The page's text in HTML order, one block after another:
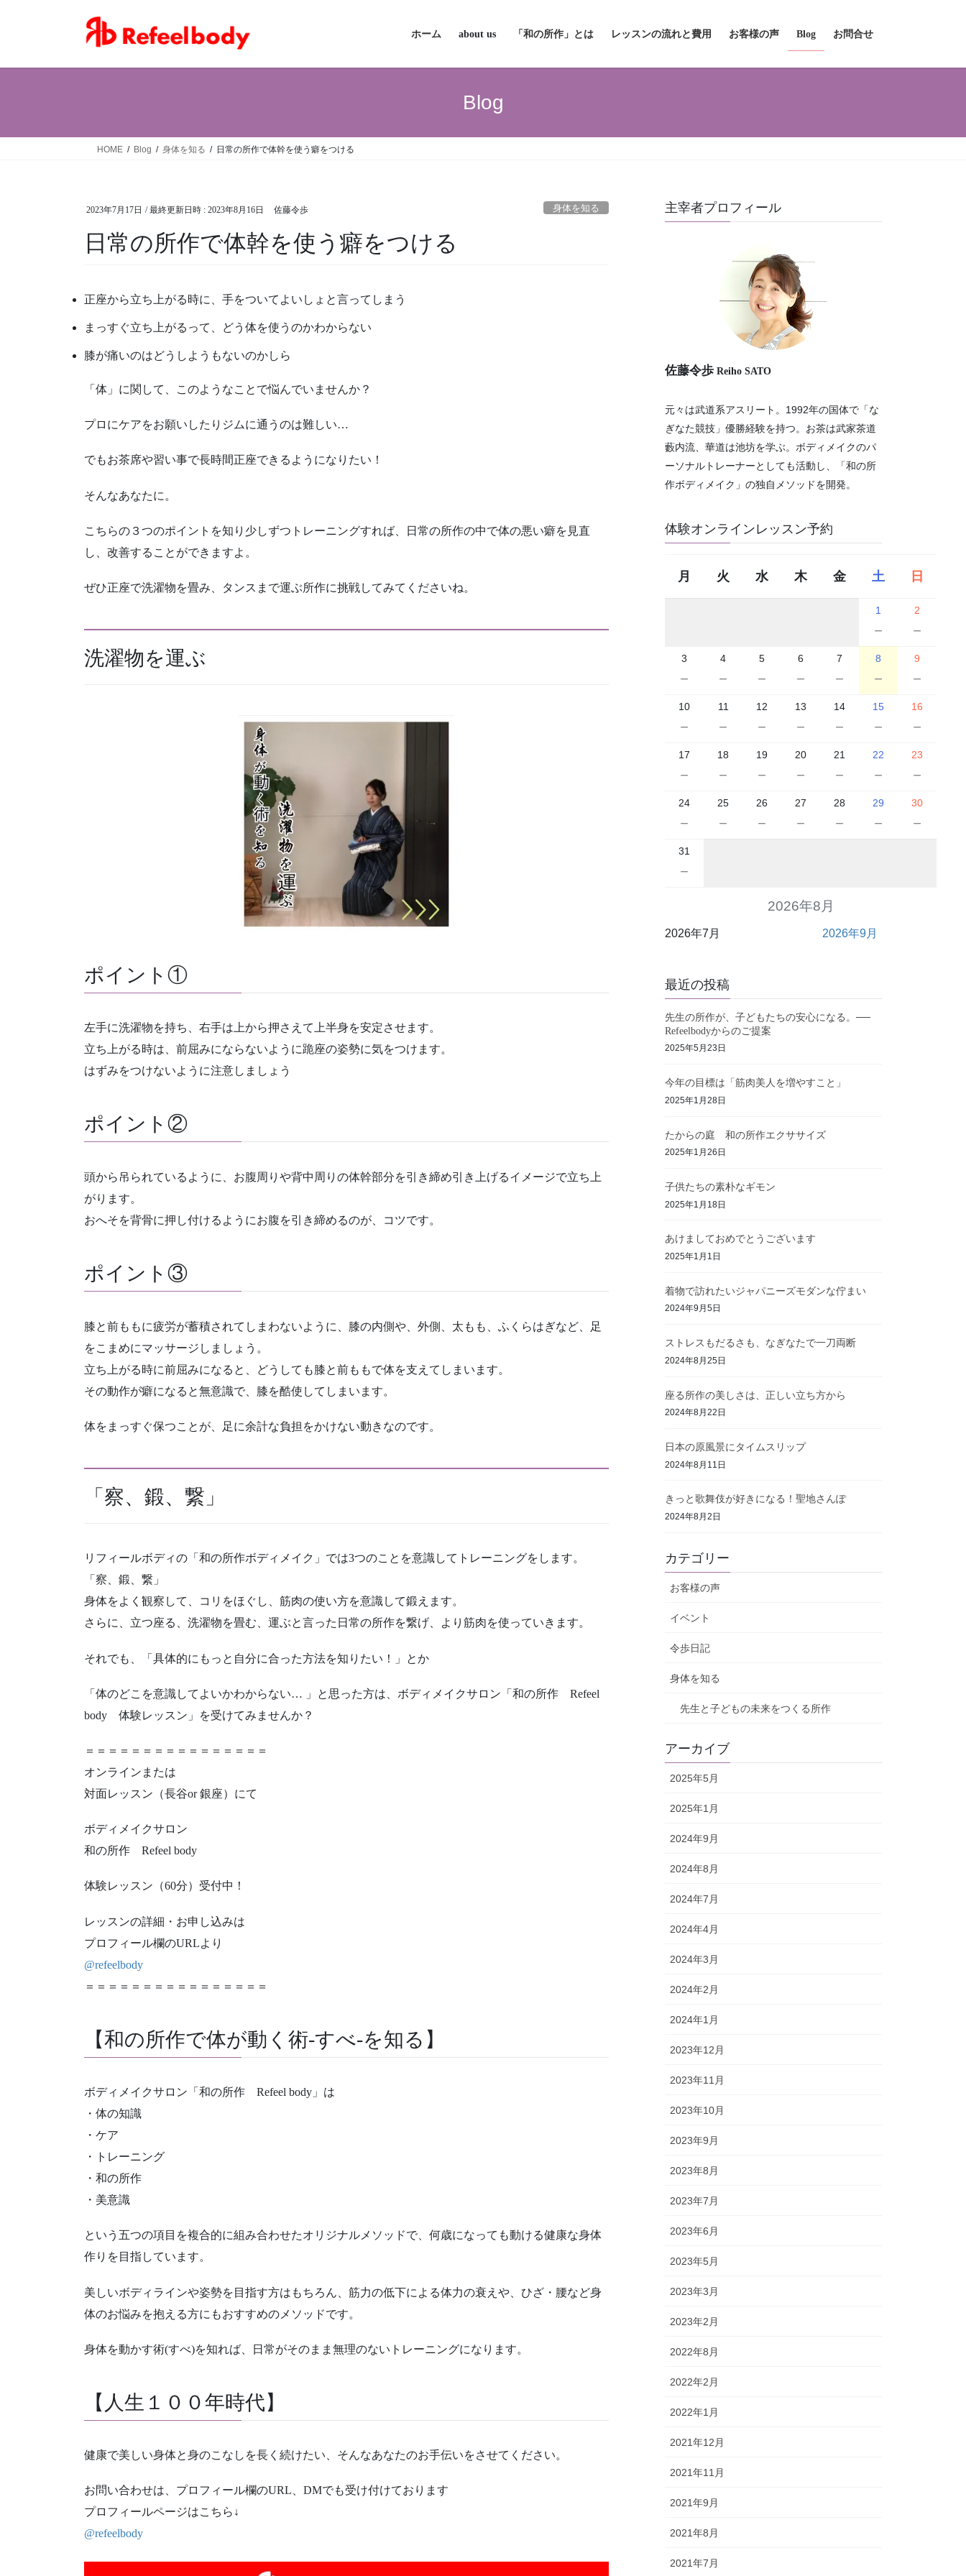
ホーム about us 「和の所作」とは レッスンの流れと費用 お客様の声 Blog お問合せ
Blog
HOME Blog 身体を知る 日常の所作で体幹を使う癖をつける
2023年7月17日 / 最終更新日時 : 2023年8月16日 佐藤令歩 身体を知る
日常の所作で体幹を使う癖をつける
正座から立ち上がる時に、手をついてよいしょと言ってしまう
まっすぐ立ち上がるって、どう体を使うのかわからない
膝が痛いのはどうしようもないのかしら
「体」に関して、このようなことで悩んでいませんか？
プロにケアをお願いしたりジムに通うのは難しい…
でもお茶席や習い事で長時間正座できるようになりたい！
そんなあなたに。
こちらの３つのポイントを知り少しずつトレーニングすれば、日常の所作の中で体の悪い癖を見直
し、改善することができますよ。
ぜひ正座で洗濯物を畳み、タンスまで運ぶ所作に挑戦してみてくださいね。
洗濯物を運ぶ
ポイント①
左手に洗濯物を持ち、右手は上から押さえて上半身を安定させます。
立ち上がる時は、前屈みにならないように跪座の姿勢に気をつけます。
はずみをつけないように注意しましょう
ポイント②
頭から吊られているように、お腹周りや背中周りの体幹部分を引き締め引き上げるイメージで立ち上
がります。
おへそを背骨に押し付けるようにお腹を引き締めるのが、コツです。
ポイント③
膝と前ももに疲労が蓄積されてしまわないように、膝の内側や、外側、太もも、ふくらはぎなど、足
をこまめにマッサージしましょう。
立ち上がる時に前屈みになると、どうしても膝と前ももで体を支えてしまいます。
その動作が癖になると無意識で、膝を酷使してしまいます。
体をまっすぐ保つことが、足に余計な負担をかけない動きなのです。
「察、鍛、繋」
リフィールボディの「和の所作ボディメイク」では3つのことを意識してトレーニングをします。
「察、鍛、繋」
身体をよく観察して、コリをほぐし、筋肉の使い方を意識して鍛えます。
さらに、立つ座る、洗濯物を畳む、運ぶと言った日常の所作を繋げ、より筋肉を使っていきます。
それでも、「具体的にもっと自分に合った方法を知りたい！」とか
「体のどこを意識してよいかわからない… 」と思った方は、ボディメイクサロン「和の所作 Refeel
body 体験レッスン」を受けてみませんか？
＝＝＝＝＝＝＝＝＝＝＝＝＝＝＝＝
オンラインまたは
対面レッスン（長谷or 銀座）にて
ボディメイクサロン
和の所作 Refeel body
体験レッスン（60分）受付中！
レッスンの詳細・お申し込みは
プロフィール欄のURLより
@refeelbody
＝＝＝＝＝＝＝＝＝＝＝＝＝＝＝＝
【和の所作で体が動く術-すべ-を知る】
ボディメイクサロン「和の所作 Refeel body」は
・体の知識
・ケア
・トレーニング
・和の所作
・美意識
という五つの項目を複合的に組み合わせたオリジナルメソッドで、何歳になっても動ける健康な身体
作りを目指しています。
美しいボディラインや姿勢を目指す方はもちろん、筋力の低下による体力の衰えや、ひざ・腰など身
体のお悩みを抱える方にもおすすめのメソッドです。
身体を動かす術(すべ)を知れば、日常がそのまま無理のないトレーニングになります。
【人生１００年時代】
健康で美しい身体と身のこなしを長く続けたい、そんなあなたのお手伝いをさせてください。
お問い合わせは、プロフィール欄のURL、DMでも受け付けております
プロフィールページはこちら↓
@refeelbody
主宰者プロフィール
佐藤令歩Reiho SATO
元々は武道系アスリート。1992年の国体で「な
ぎなた競技」優勝経験を持つ。お茶は武家茶道
藪内流、華道は池坊を学ぶ。ボディメイクのパ
ーソナルトレーナーとしても活動し、「和の所
作ボディメイク」の独自メソッドを開発。
体験オンラインレッスン予約
2026年8月
月 火 水 木 金 土 日
1
－
2
－
3
－
4
－
5
－
6
－
7
－
8
－
9
－
10
－
11
－
12
－
13
－
14
－
15
－
16
－
17
－
18
－
19
－
20
－
21
－
22
－
23
－
24
－
25
－
26
－
27
－
28
－
29
－
30
－
31
－
2026年7月 2026年9月
最近の投稿
先生の所作が、子どもたちの安心になる。──
Refeelbodyからのご提案
2025年5月23日
今年の目標は「筋肉美人を増やすこと」
2025年1月28日
たからの庭 和の所作エクササイズ
2025年1月26日
子供たちの素朴なギモン
2025年1月18日
あけましておめでとうございます
2025年1月1日
着物で訪れたいジャパニーズモダンな佇まい
2024年9月5日
ストレスもだるさも、なぎなたで一刀両断
2024年8月25日
座る所作の美しさは、正しい立ち方から
2024年8月22日
日本の原風景にタイムスリップ
2024年8月11日
きっと歌舞伎が好きになる！聖地さんぽ
2024年8月2日
カテゴリー
お客様の声
イベント
令歩日記
身体を知る
先生と子どもの未来をつくる所作
アーカイブ
2025年5月
2025年1月
2024年9月
2024年8月
2024年7月
2024年4月
2024年3月
2024年2月
2024年1月
2023年12月
2023年11月
2023年10月
2023年9月
2023年8月
2023年7月
2023年6月
2023年5月
2023年3月
2023年2月
2022年8月
2022年2月
2022年1月
2021年12月
2021年11月
2021年9月
2021年8月
2021年7月